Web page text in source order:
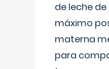
de leche
máximo
materna
para